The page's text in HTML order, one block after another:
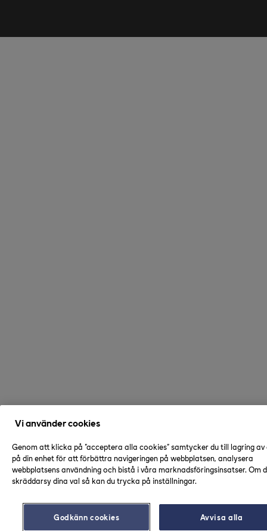
Vi använder cookies
Genom att klicka på "acceptera alla cookies" samtycker du till lagring av
på din enhet för att förbättra navigeringen på webbplatsen, analysera
webbplatsens användning och bistå i våra marknadsföringsinsatser. Om
skräddarsy dina val så kan du trycka på inställningar.
Godkänn cookies Avvisa alla